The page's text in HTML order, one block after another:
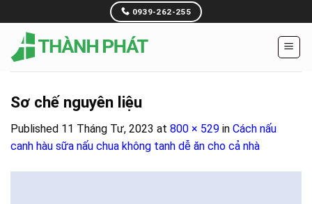
to
content
0939-262-255
Sơ chế nguyên liệu
Published 11 Tháng Tư, 2023 at 800 × 529 in Cách nấu
canh hàu sữa nấu chua không tanh dễ ăn cho cả nhà